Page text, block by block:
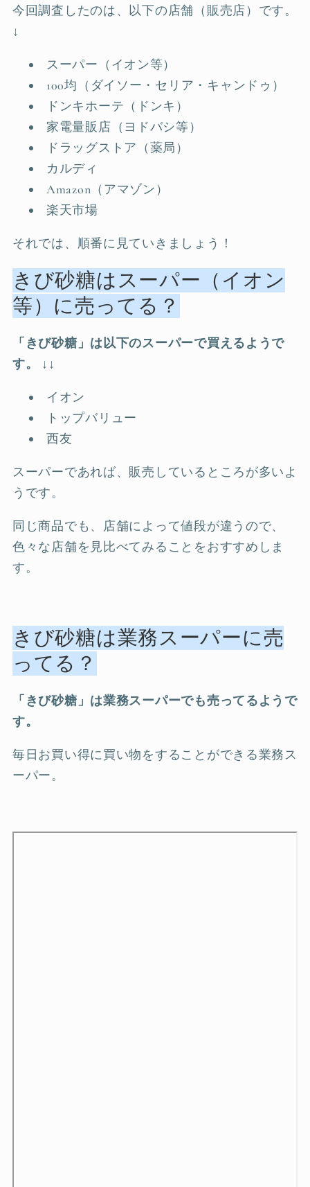
今回調査したのは、以下の店舗（販売店）です。
↓
スーパー（イオン等）
100均（ダイソー・セリア・キャンドゥ）
ドンキホーテ（ドンキ）
家電量販店（ヨドバシ等）
ドラッグストア（薬局）
カルディ
Amazon（アマゾン）
楽天市場
それでは、順番に見ていきましょう！
きび砂糖はスーパー（イオン
等）に売ってる？
「きび砂糖」は以下のスーパーで買えるようで
す。
↓↓
イオン
トップバリュー
西友
スーパーであれば、販売しているところが多いよ
うです。
同じ商品でも、店舗によって値段が違うので、
色々な店舗を見比べてみることをおすすめしま
す。
きび砂糖は業務スーパーに売
ってる？
「きび砂糖」は業務スーパーでも売ってるようで
す。
毎日お買い得に買い物をすることができる業務ス
ーパー。